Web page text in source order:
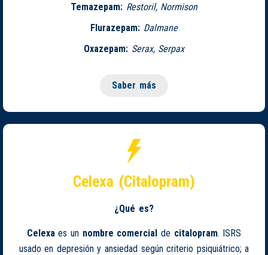
Temazepam: Restoril, Normison
Flurazepam: Dalmane
Oxazepam: Serax, Serpax
Saber más
Celexa (Citalopram)
¿Qué es?
Celexaes un nombre comercial de citalopram. ISRS
usado en depresión y ansiedad según criterio psiquiátrico; a